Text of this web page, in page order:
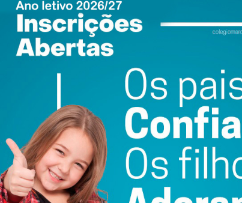
por 100 mil habitantes) no Vale do Sousa*:
28/07 Incidência de 22/07 a 04/08
Diferença (%)
209
-32,11%
-28,30%
318
-41,05%
435
-20,91%
428
-4,46%
407,67